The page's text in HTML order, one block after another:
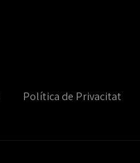
Política de Privacitat